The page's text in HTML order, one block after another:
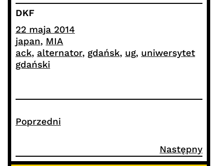
DKF
22 maja 2014
japan, MIA
ack, alternator, gdańsk, ug, uniwersytet
gdański
Poprzedni
Następny